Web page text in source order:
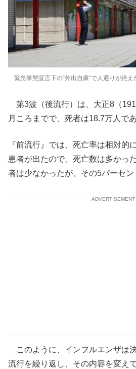
緊急事態宣言下の“外出自粛”で人通りが絶
第3波（後流行）は、大正8（
月ころまでで、死者は18.7万人であ
『前流行』では、死亡率は相対的
患者が出たので、死亡数は多かっ
者は少なかったが、その5パーセン
ADVERTISEMENT
このように、インフルエンザは
流行を繰り返し、その内容を変えて